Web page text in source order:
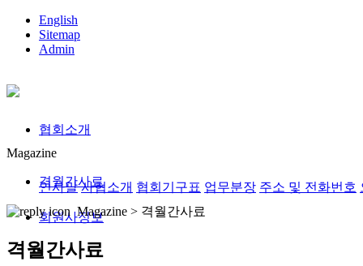
English
Sitemap
Admin
협회소개
인사말 사협소개 협회기구표 업무분장 주소 및 전화번호
회원사정보
Magazine
격월간사료
Magazine > 격월간사료
격월간사료